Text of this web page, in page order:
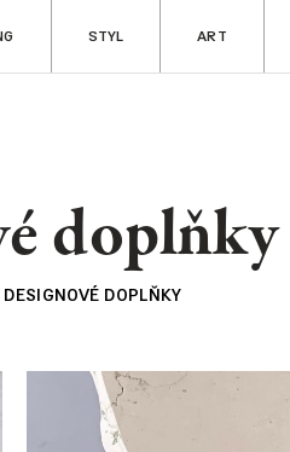
RADOSTI
Cestování
STYL ART
doplňky
DESIGNOVÉ DOPLŇKY